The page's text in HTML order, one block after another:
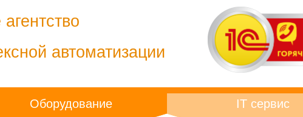
автоматизации
Оборудование IT сервис